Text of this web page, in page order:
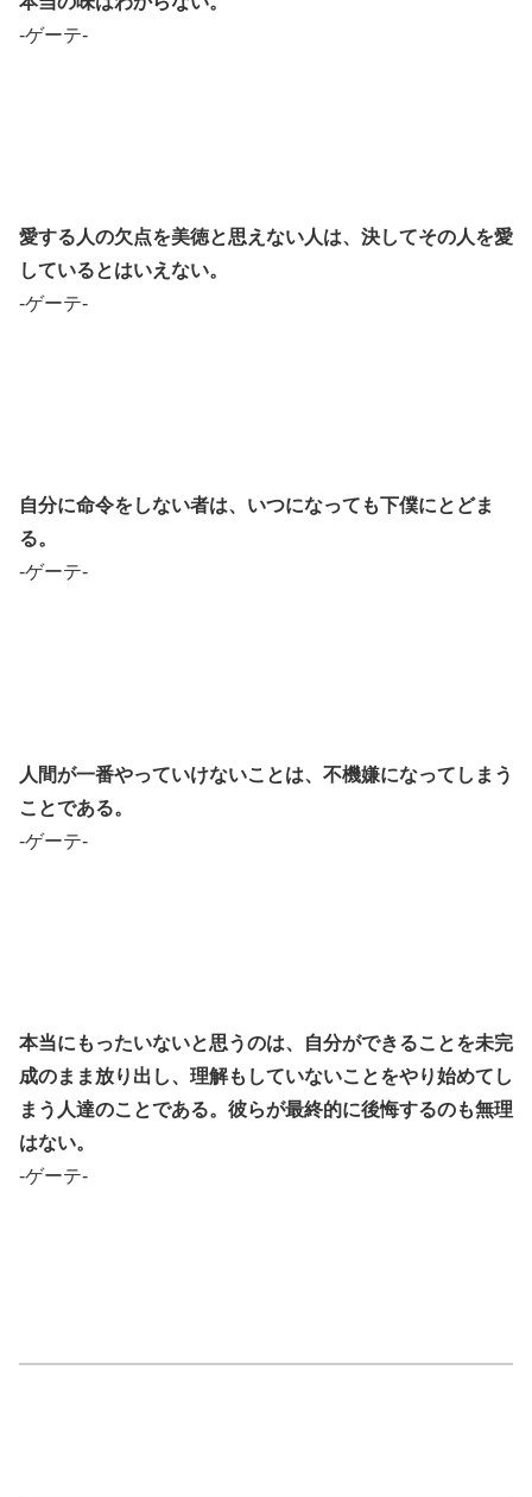
-ゲーテ-
愛する人の欠点を美徳と思えない人は、決してその人を愛
しているとはいえない。
-ゲーテ-
自分に命令をしない者は、いつになっても下僕にとどま
る。
-ゲーテ-
人間が一番やっていけないことは、不機嫌になってしまう
ことである。
-ゲーテ-
本当にもったいないと思うのは、自分ができることを未完
成のまま放り出し、理解もしていないことをやり始めてし
まう人達のことである。彼らが最終的に後悔するのも無理
はない。
-ゲーテ-